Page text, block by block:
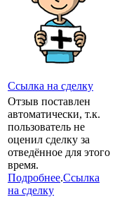
Ссылка на сделку
Отзыв поставлен
автоматически, т.к.
пользователь не
оценил сделку за
отведённое для этого
время.
Подробнее.Ссылка
на сделку